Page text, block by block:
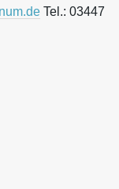
Tel.: 03447